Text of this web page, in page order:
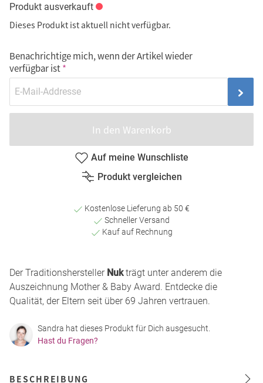
Produkt ausverkauft
Dieses Produkt ist aktuell nicht verfügbar.
Benachrichtige mich, wenn der Artikel wieder
verfügbar ist
In den Warenkorb
Auf meine Wunschliste
Produkt vergleichen
Kostenlose Lieferung ab 50 €
Schneller Versand
Kauf auf Rechnung
Der Traditionshersteller Nukträgt unter anderem die
Auszeichnung Mother & Baby Award. Entdecke die
Qualität, der Eltern seit über 69 Jahren vertrauen.
Sandra hat dieses Produkt für Dich ausgesucht.
Hast du Fragen?
BESCHREIBUNG